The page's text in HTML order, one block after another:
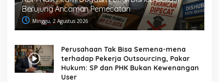
Berujung Ancaman Pemecatan
Minggu, 2 Agustus 2026
Perusahaan Tak Bisa Semena-mena
terhadap Pekerja Outsourcing, Pakar
Hukum: SP dan PHK Bukan Kewenangan
User